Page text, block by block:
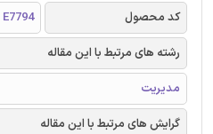
کد محصول
E7794
رشته های مرتبط با این مقاله
مدیریت
گرایش های مرتبط با این مقاله